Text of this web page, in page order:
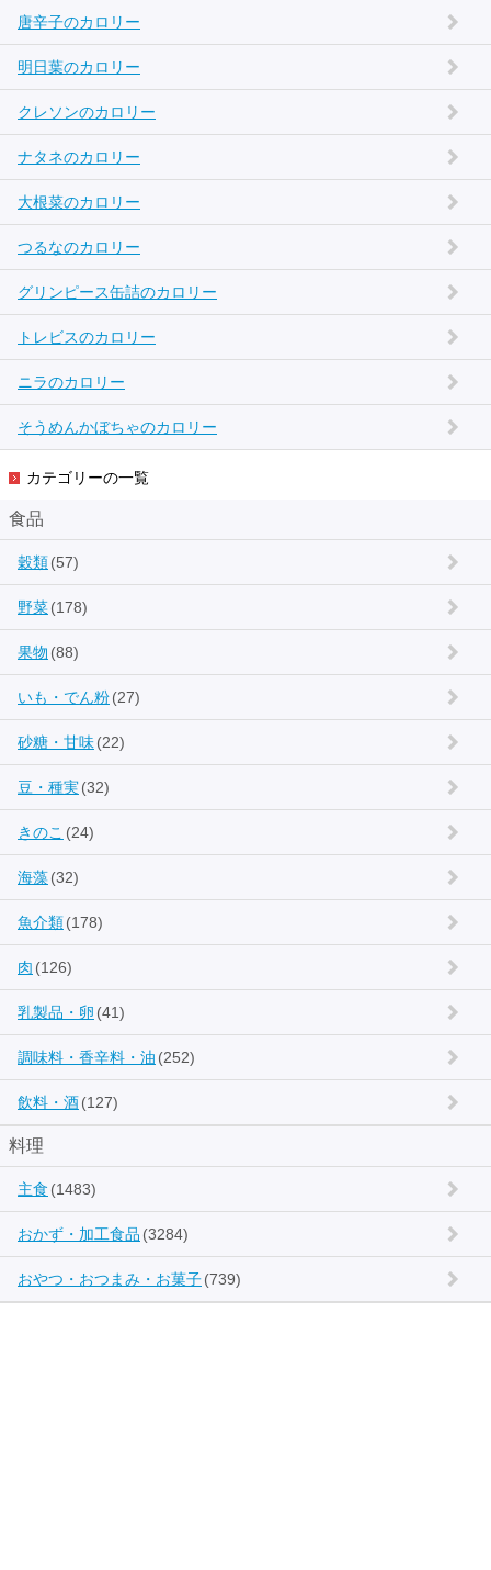
唐辛子のカロリー
明日葉のカロリー
クレソンのカロリー
ナタネのカロリー
大根菜のカロリー
つるなのカロリー
グリンピース缶詰のカロリー
トレビスのカロリー
ニラのカロリー
そうめんかぼちゃのカロリー
カテゴリーの一覧
食品
穀類(57)
野菜(178)
果物 (88)
いも・でん粉(27)
砂糖・甘味(22)
豆・種実(32)
きのこ (24)
海藻(32)
魚介類(178)
肉 (126)
乳製品・卵 (41)
調味料・香辛料・油 (252)
飲料・酒(127)
料理
主食 (1483)
おかず・加工食品 (3284)
おやつ・おつまみ・お菓子(739)